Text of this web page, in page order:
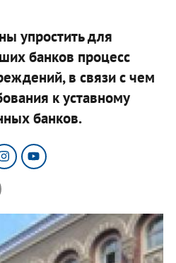
упростить для
банков процесс
в связи с чем
к уставному
банков.